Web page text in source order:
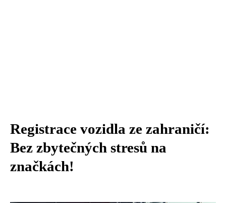
Registrace vozidla ze zahraničí:
Bez zbytečných stresů na
značkách!